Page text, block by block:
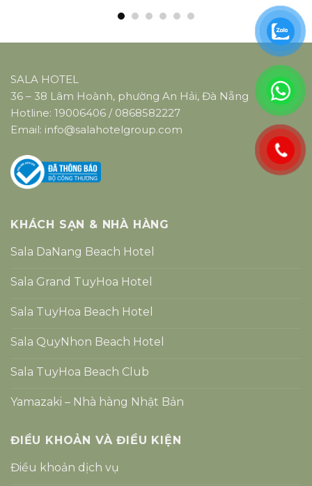
SALA HOTEL
36 – 38 Lâm Hoành, phường An Hải, Đà Nẵng
Hotline: 19006406 / 0868582227
Email: info@salahotelgroup.com
KHÁCH SẠN & NHÀ HÀNG
Sala DaNang Beach Hotel
Sala Grand TuyHoa Hotel
Sala TuyHoa Beach Hotel
Sala QuyNhon Beach Hotel
Sala TuyHoa Beach Club
Yamazaki – Nhà hàng Nhật Bản
ĐIỀU KHOẢN VÀ ĐIỀU KIỆN
Điều khoản dịch vụ